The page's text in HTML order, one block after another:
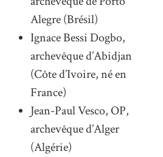
Alegre (Brésil)
Ignace Bessi Dogbo,
archevêque d’Abidjan
(Côte d’Ivoire, né en
France)
Jean-Paul Vesco, OP,
archevêque d’Alger
(Algérie)